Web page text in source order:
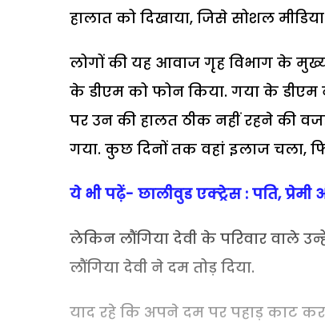
हालात को दिखाया, जिसे सोशल
लोगों की यह आवाज गृह विभाग के
के डीएम को फोन किया. गया के डीएम
पर उन की हालत ठीक नहीं रहने की
गया. कुछ दिनों तक वहां इलाज चला,
ये भी पढ़ें- छालीवुड एक्ट्रेस : पति, प्रेमी
लेकिन लौंगिया देवी के परिवार वाले
लौंगिया देवी ने दम तोड़ दिया.
याद रहे कि अपने दम पर पहाड़ काट